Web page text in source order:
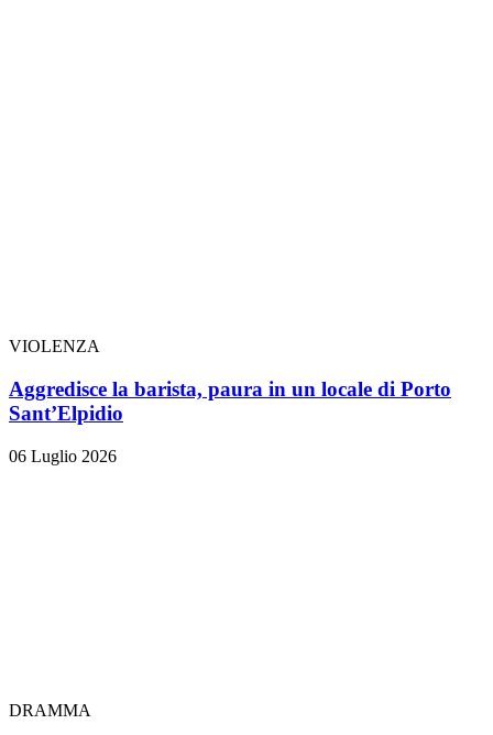
VIOLENZA
Aggredisce la barista, paura in un locale di Porto
Sant’Elpidio
06 Luglio 2026
DRAMMA